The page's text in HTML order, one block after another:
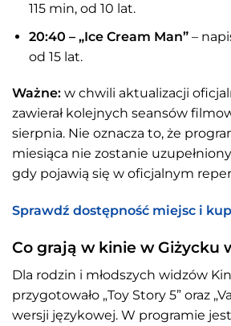
115 min, od 10 lat.
20:40 – „Ice Cream Man”–
od 15 lat.
Ważne: w chwili aktualizacji
zawierał kolejnych seansów
sierpnia. Nie oznacza to, że
miesiąca nie zostanie
gdy pojawią się w oficjalnym
Sprawdź dostępność miejsc i
Co grają w kinie w Giżycku
Dla rodzin i młodszych widzów
przygotowało „Toy Story 5” oraz
wersji językowej. W programie